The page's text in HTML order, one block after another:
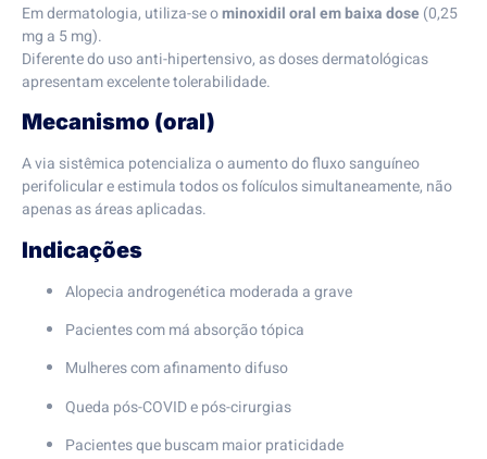
Em dermatologia, utiliza-se ominoxidil oral em baixa dose(0,25
mg a 5 mg).
Diferente do uso anti-hipertensivo, as doses dermatológicas
apresentam excelente tolerabilidade.
Mecanismo (oral)
A via sistêmica potencializa o aumento do fluxo sanguíneo
perifolicular e estimula todos os folículos simultaneamente, não
apenas as áreas aplicadas.
Indicações
Alopecia androgenética moderada a grave
Pacientes com má absorção tópica
Mulheres com afinamento difuso
Queda pós-COVID e pós-cirurgias
Pacientes que buscam maior praticidade